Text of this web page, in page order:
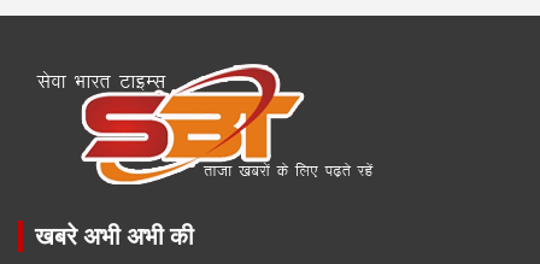
खबरे अभी अभी की